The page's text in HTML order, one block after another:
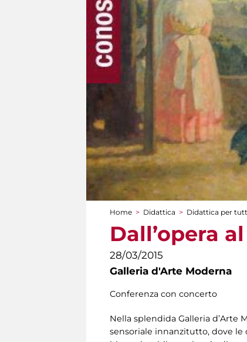
Tu sei qui
Home > Didattica > Didattica per
Dall’opera
28/03/2015
Galleria d'Arte Moderna
Conferenza con concerto
Nella splendida Galleria d’Arte
sensoriale innanzitutto, dove le